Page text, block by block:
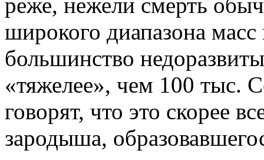
широкого диапазона
большинство
«тяжелее», чем 100 тыс.
говорят, что это скорее
зародыша,